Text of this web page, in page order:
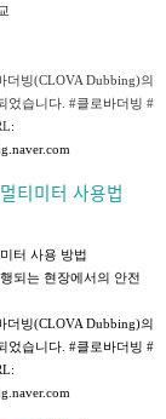
더빙(CLOVA Dubbing)의
었습니다. #클로바더빙 #
티미터 사용법
터 사용 방법
되는 현장에서의 안전
더빙(CLOVA Dubbing)의
었습니다. #클로바더빙 #